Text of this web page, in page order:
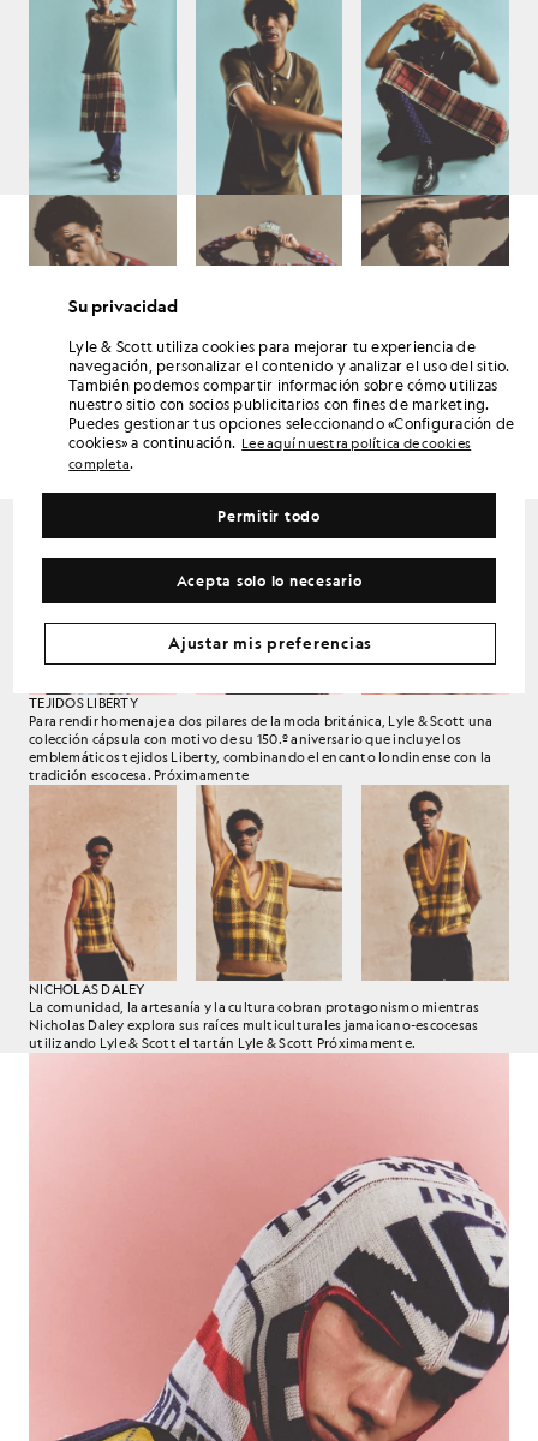
JONATHAN SAUNDERS
Tras cosechar elogios por su innovador uso del color, el célebre diseñador
de Glasgow Jonathan Saunders inauguró el 140.º aniversario de Lyle &
Scott creando una colección inspirada en el op art que hace referencia a las
obras de Peter Saville y a la iconografía tradicional de los patrones clásicos
de prendas de punto.
TEJIDOS LIBERTY
Para rendir homenaje a dos pilares de la moda británica, Lyle & Scott una
colección cápsula con motivo de su 150.º aniversario que incluye los
emblemáticos tejidos Liberty, combinando el encanto londinense con la
tradición escocesa. Próximamente
NICHOLAS DALEY
La comunidad, la artesanía y la cultura cobran protagonismo mientras
Nicholas Daley explora sus raíces multiculturales jamaicano-escocesas
utilizando Lyle & Scott el tartán Lyle & Scott Próximamente.
Su privacidad
Lyle & Scott utiliza cookies para mejorar tu experiencia de
navegación, personalizar el contenido y analizar el uso del sitio.
También podemos compartir información sobre cómo utilizas
nuestro sitio con socios publicitarios con fines de marketing.
Puedes gestionar tus opciones seleccionando «Configuración de
cookies» a continuación. Lee aquí nuestra política de cookies
completa.
Acepta solo lo necesario
Permitir todo
Ajustar mis preferencias